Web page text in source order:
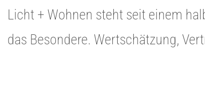
Licht + Wohnen steht seit einem
das Besondere. Wertschätzung,